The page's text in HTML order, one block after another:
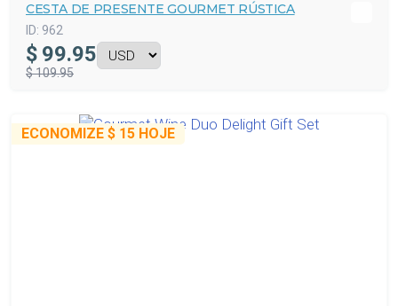
CESTA DE PRESENTE GOURMET RÚSTICA
ID: 962
$ 99.95
$ 109.95
ECONOMIZE $ 15 HOJE